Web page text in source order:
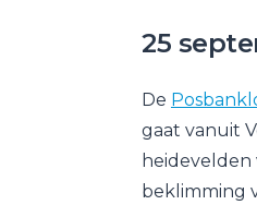
25
De
gaat vanuit
beklimming